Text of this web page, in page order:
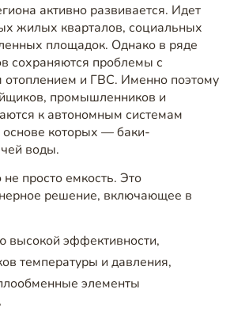
активно развивается. Идет
жилых кварталов, социальных
площадок. Однако в ряде
сохраняются проблемы с
отоплением и ГВС. Именно поэтому
промышленников и
к автономным системам
которых — баки-
воды.
просто емкость. Это
решение, включающее в
высокой эффективности,
температуры и давления,
элементы